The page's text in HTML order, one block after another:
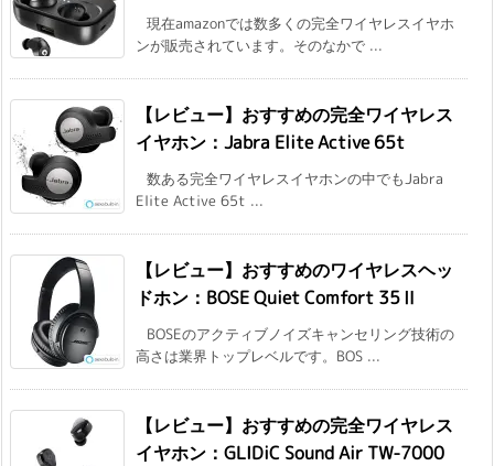
現在amazonでは数多くの完全ワイヤレスイヤホ
ンが販売されています。そのなかで ...
【レビュー】おすすめの完全ワイヤレス
イヤホン：Jabra Elite Active 65t
数ある完全ワイヤレスイヤホンの中でもJabra
Elite Active 65t ...
【レビュー】おすすめのワイヤレスヘッ
ドホン：BOSE Quiet Comfort 35Ⅱ
BOSEのアクティブノイズキャンセリング技術の
高さは業界トップレベルです。BOS ...
【レビュー】おすすめの完全ワイヤレス
イヤホン：GLIDiC Sound Air TW-7000